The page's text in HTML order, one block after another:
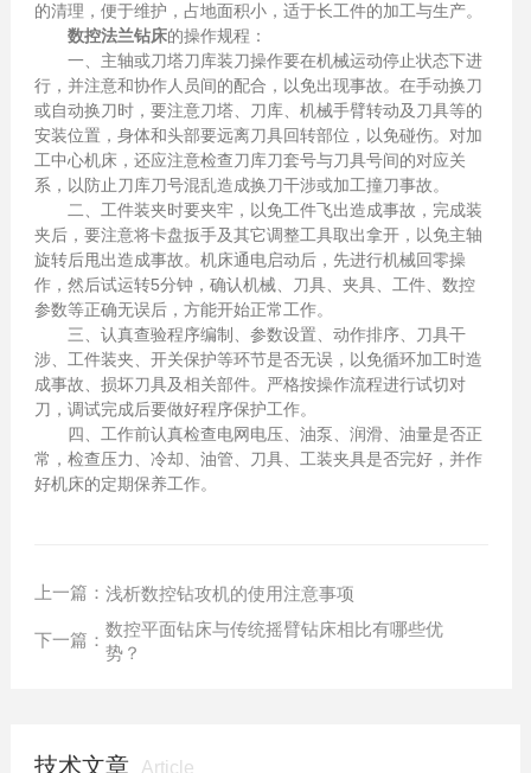
的清理，便于维护，占地面积小，适于长工件的加工与生产。
数控法兰钻床的操作规程：
一、主轴或刀塔刀库装刀操作要在机械运动停止状态下进
行，并注意和协作人员间的配合，以免出现事故。在手动换刀
或自动换刀时，要注意刀塔、刀库、机械手臂转动及刀具等的
安装位置，身体和头部要远离刀具回转部位，以免碰伤。对加
工中心机床，还应注意检查刀库刀套号与刀具号间的对应关
系，以防止刀库刀号混乱造成换刀干涉或加工撞刀事故。
二、工件装夹时要夹牢，以免工件飞出造成事故，完成装
夹后，要注意将卡盘扳手及其它调整工具取出拿开，以免主轴
旋转后甩出造成事故。机床通电启动后，先进行机械回零操
作，然后试运转5分钟，确认机械、刀具、夹具、工件、数控
参数等正确无误后，方能开始正常工作。
三、认真查验程序编制、参数设置、动作排序、刀具干
涉、工件装夹、开关保护等环节是否无误，以免循环加工时造
成事故、损坏刀具及相关部件。严格按操作流程进行试切对
刀，调试完成后要做好程序保护工作。
四、工作前认真检查电网电压、油泵、润滑、油量是否正
常，检查压力、冷却、油管、刀具、工装夹具是否完好，并作
好机床的定期保养工作。
上一篇： 浅析数控钻攻机的使用注意事项
下一篇：
数控平面钻床与传统摇臂钻床相比有哪些优
势？
技术文章 Article